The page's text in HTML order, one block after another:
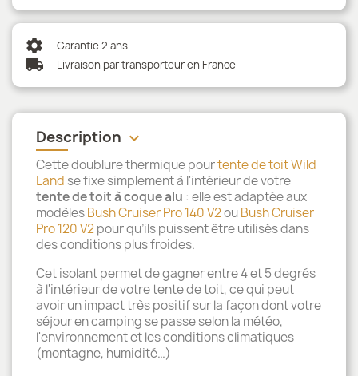
settings Garantie 2 ans
local_shipping Livraison par transporteur en France
Description keyboard_arrow_down
Cette doublure thermique pourtente de toit Wild
Land se fixe simplement à l'intérieur de votre
tente de toit à coque alu : elle est adaptée aux
modèlesBush Cruiser Pro 140 V2ouBush Cruiser
Pro 120 V2pour qu’ils puissent être utilisés dans
des conditions plus froides.
Cet isolant permet de gagner entre 4 et 5 degrés
à l'intérieur de votre tente de toit, ce qui peut
avoir un impact très positif sur la façon dont votre
séjour en camping se passe selon la météo,
l'environnement et les conditions climatiques
(montagne, humidité…)